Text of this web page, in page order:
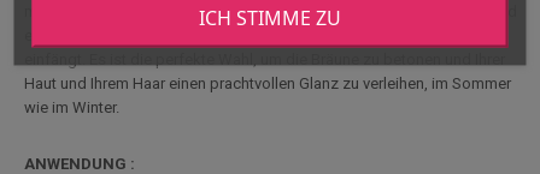
ICH STIMME ZU
mit dem berauschenden Duft der Blumen, um Ihre Sinne zu betören und
Haut und Ihrem Haar einen prachtvollen Glanz zu verleihen, im Sommer
wie im Winter.
ANWENDUNG :